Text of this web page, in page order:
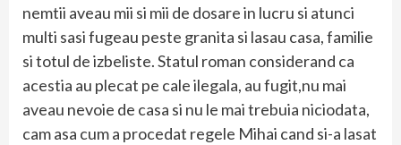
nemtii aveau mii si mii de dosare in lucru si atunci
multi sasi fugeau peste granita si lasau casa, familie
si totul de izbeliste. Statul roman considerand ca
acestia au plecat pe cale ilegala, au fugit,nu mai
aveau nevoie de casa si nu le mai trebuia niciodata,
cam asa cum a procedat regele Mihai cand si-a lasat